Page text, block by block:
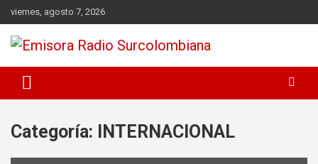
Skip
to
content
viernes, agosto 7, 2026
Emisora Radio Surcolombiana
Categoría: INTERNACIONAL